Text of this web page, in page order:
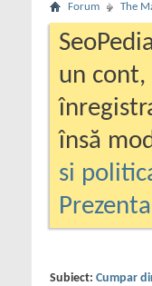
Forum The
un
însă
si
Subiect: Cumpar